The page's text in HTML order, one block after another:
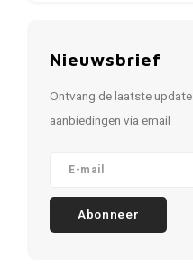
Nieuwsbrief
Ontvang de laatste
aanbiedingen via email
Abonneer